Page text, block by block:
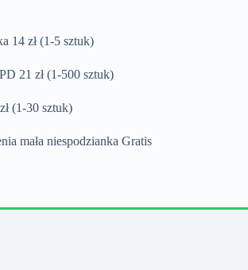
14 zł (1-5 sztuk)
21 zł (1-500 sztuk)
(1-30 sztuk)
mała niespodzianka Gratis